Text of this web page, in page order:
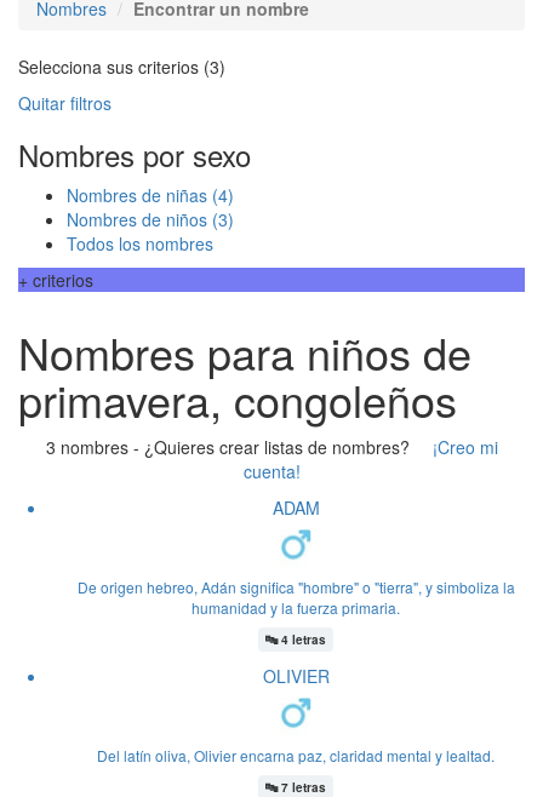
Nombres
Encontrar un nombre
Selecciona sus criterios (3)
Quitar filtros
Nombres por sexo
Nombres de niñas (4)
Nombres de niños (3)
Todos los nombres
+ criterios
Nombres para niños de
primavera, congoleños
3 nombres - ¿Quieres crear listas de nombres?
¡Creo mi
cuenta!
ADAM
De origen hebreo, Adán significa "hombre" o "tierra", y simboliza la
humanidad y la fuerza primaria.
🔤4 letras
OLIVIER
Del latín oliva, Olivier encarna paz, claridad mental y lealtad.
🔤7 letras